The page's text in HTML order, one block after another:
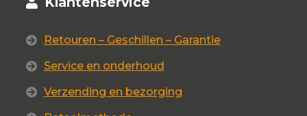
Retouren – Geschillen – Garantie
Service en onderhoud
Verzending en bezorging